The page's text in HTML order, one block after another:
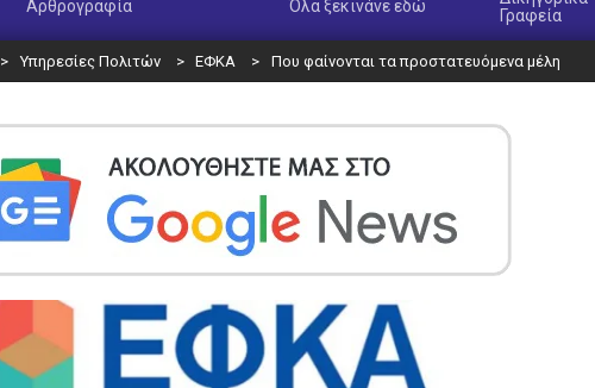
Αρθρογραφία Όλα ξεκινάνε εδώ
Γραφεία
> Υπηρεσίες Πολιτών > ΕΦΚΑ > Που φαίνονται τα προστατευόμενα μέλη